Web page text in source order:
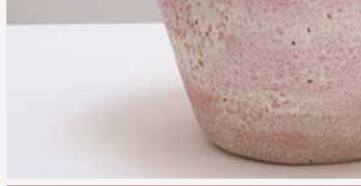
1% œuvres dans
public
Réseau